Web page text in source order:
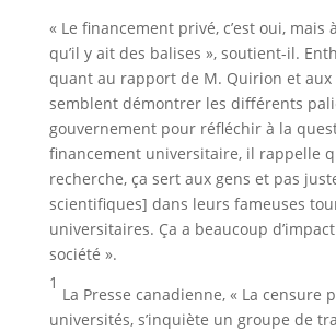
« Le financement privé, c’est oui, mais
qu’il y ait des balises », soutient-il.
quant au rapport de M. Quirion et
semblent démontrer les différents
gouvernement pour réfléchir à la
financement universitaire, il rappelle
recherche, ça sert aux gens et pas
scientifiques] dans leurs fameuses
universitaires. Ça a beaucoup
société ».
1
La Presse canadienne, « La censure
universités, s’inquiète un groupe de